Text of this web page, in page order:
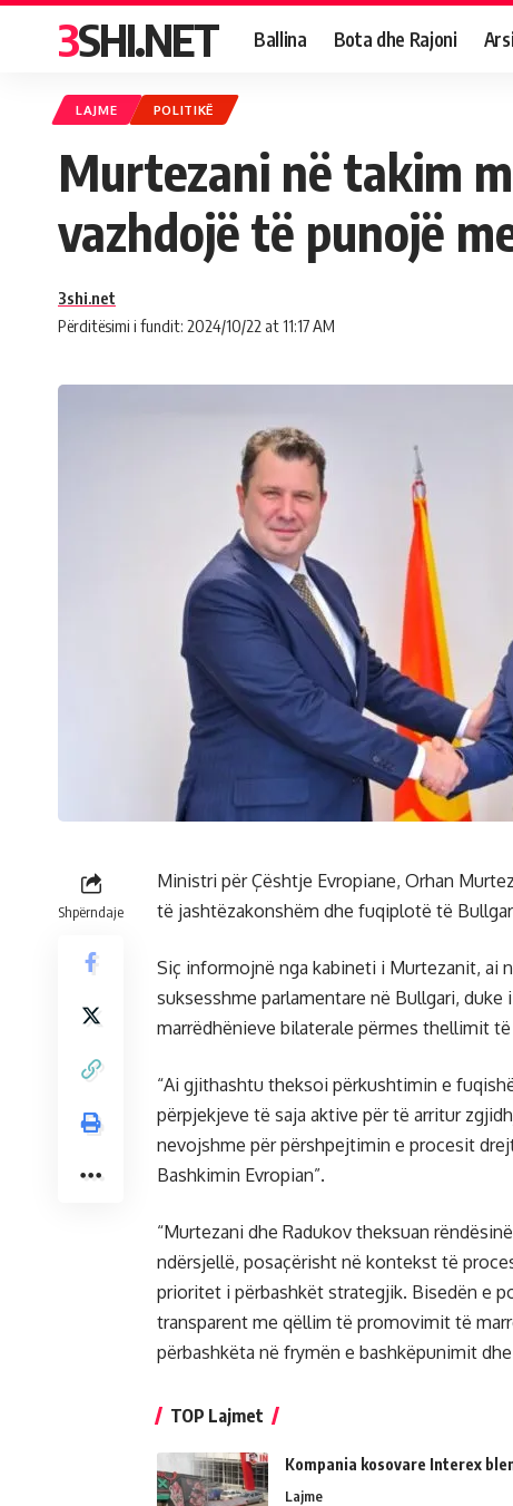
3SHI.NET Ballina Bota dhe Rajoni
LAJME POLITIKË
Murtezani në takim
vazhdojë të punojë
Përditësimi i fundit: 2024/10/22 at 11:17 AM
3shi.net
Shpërndaje
Ministri për Çështje Evropiane, Orhan
të jashtëzakonshëm dhe fuqiplotë të
Siç informojnë nga kabineti i Murtezanit, ai
suksesshme parlamentare në Bullgari,
marrëdhënieve bilaterale përmes thellimit
“Ai gjithashtu theksoi përkushtimin e
përpjekjeve të saja aktive për të arritur
nevojshme për përshpejtimin e procesit
Bashkimin Evropian”.
“Murtezani dhe Radukov theksuan
ndërsjellë, posaçërisht në kontekst të
prioritet i përbashkët strategjik. Bisedën e
transparent me qëllim të promovimit të
përbashkëta në frymën e bashkëpunimit
TOP Lajmet
Kompania kosovare Interex
Lajme